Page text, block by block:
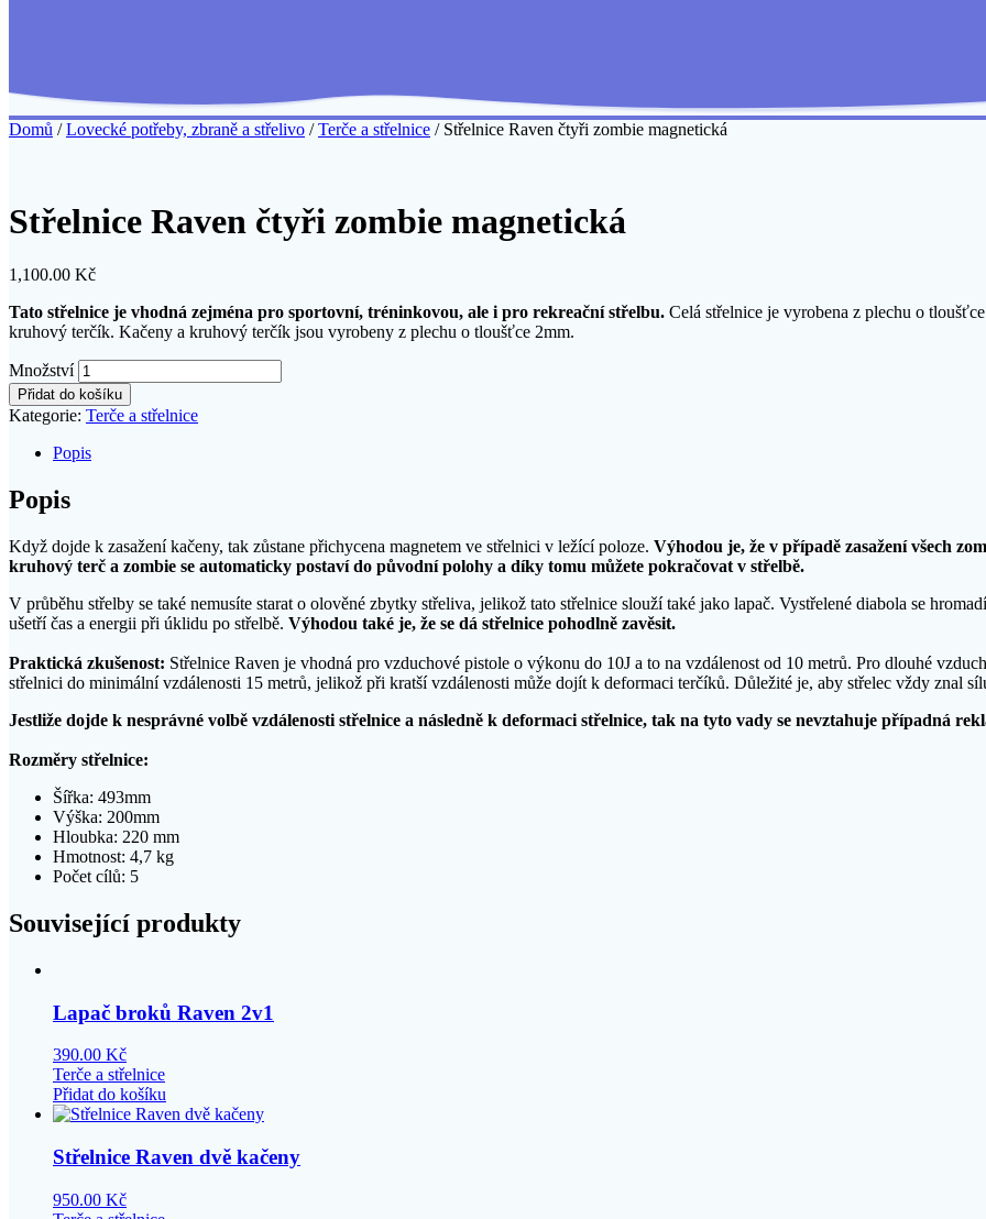
Domů /Lovecké potřeby, zbraně a střelivo /Terče a střelnice / Střelnice Raven čtyři zombie magnetická
Střelnice Raven čtyři zombie magnetická
1,100.00 Kč
Tato střelnice je vhodná zejména pro sportovní, tréninkovou, ale i pro rekreační střelbu. Celá střelnice je vyrobena z plechu o
kruhový terčík. Kačeny a kruhový terčík jsou vyrobeny z plechu o tloušťce 2mm.
Množství
Přidat do košíku
Kategorie: Terče a střelnice
Popis
Popis
Když dojde k zasažení kačeny, tak zůstane přichycena magnetem ve střelnici v ležící poloze. Výhodou je, že v případě zasažení všech
kruhový terč a zombie se automaticky postaví do původní polohy a díky tomu můžete pokračovat v střelbě.
V průběhu střelby se také nemusíte starat o olověné zbytky střeliva, jelikož tato střelnice slouží také jako lapač. Vystřelené diabola se
ušetří čas a energii při úklidu po střelbě. Výhodou také je, že se dá střelnice pohodlně zavěsit.
Praktická zkušenost: Střelnice Raven je vhodná pro vzduchové pistole o výkonu do 10J a to na vzdálenost od 10 metrů. Pro dlouhé
střelnici do minimální vzdálenosti 15 metrů, jelikož při kratší vzdálenosti může dojít k deformaci terčíků. Důležité je, aby střelec vždy znal
Jestliže dojde k nesprávné volbě vzdálenosti střelnice a následně k deformaci střelnice, tak na tyto vady se nevztahuje případná
Rozměry střelnice:
Šířka: 493mm
Výška: 200mm
Hloubka: 220 mm
Hmotnost: 4,7 kg
Počet cílů: 5
Související produkty
Lapač broků Raven 2v1
390.00 Kč
Terče a střelnice
Přidat do košíku
Střelnice Raven dvě kačeny
950.00 Kč